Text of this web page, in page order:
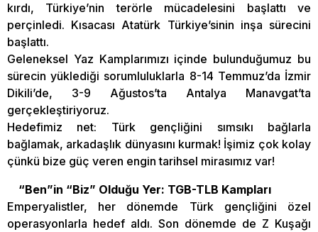
kırdı, Türkiye’nin terörle mücadelesini başlattı ve
perçinledi. Kısacası Atatürk Türkiye’sinin inşa sürecini
başlattı.
Geleneksel Yaz Kamplarımızı içinde bulunduğumuz bu
sürecin yüklediği sorumluluklarla 8-14 Temmuz’da İzmir
Dikili’de, 3-9 Ağustos’ta Antalya Manavgat’ta
gerçekleştiriyoruz.
Hedefimiz net: Türk gençliğini sımsıkı bağlarla
bağlamak, arkadaşlık dünyasını kurmak! İşimiz çok kolay
çünkü bize güç veren engin tarihsel mirasımız var!
“Ben”in “Biz” Olduğu Yer: TGB-TLB Kampları
Emperyalistler, her dönemde Türk gençliğini özel
operasyonlarla hedef aldı. Son dönemde de Z Kuşağı